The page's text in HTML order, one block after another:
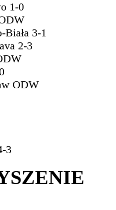
1-0
3-1
2-3
ODW
3